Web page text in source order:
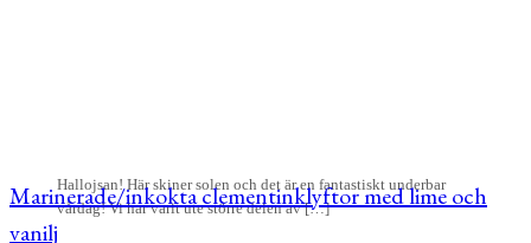
Hallojsan! Här skiner solen och det är en fantastiskt underbar
vårdag! Vi har varit ute större delen av […]
Marinerade/inkokta clementinklyftor med lime och
vanilj